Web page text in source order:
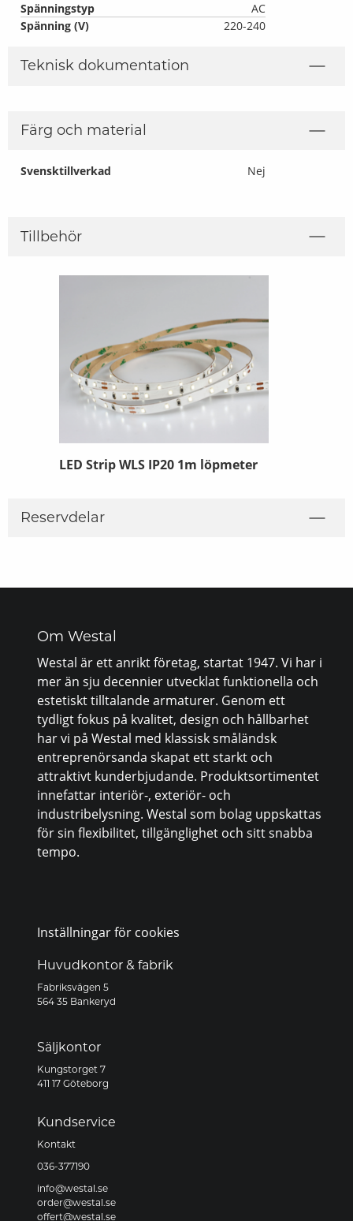
Spänningstyp
AC
Spänning (V)
220-240
Teknisk dokumentation
Färg och material
Svensktillverkad Nej
Tillbehör
LED Strip WLS IP20 1m löpmeter
Reservdelar
Om Westal
Westal är ett anrikt företag, startat 1947. Vi har i
mer än sju decennier utvecklat funktionella och
estetiskt tilltalande armaturer. Genom ett
tydligt fokus på kvalitet, design och hållbarhet
har vi på Westal med klassisk småländsk
entreprenörsanda skapat ett starkt och
attraktivt kunderbjudande. Produktsortimentet
innefattar interiör-, exteriör- och
industribelysning. Westal som bolag uppskattas
för sin flexibilitet, tillgänglighet och sitt snabba
tempo.
Inställningar för cookies
Huvudkontor & fabrik
Fabriksvägen 5
564 35 Bankeryd
Säljkontor
Kungstorget 7
411 17 Göteborg
Kundservice
Kontakt
036-377190
info@westal.se
order@westal.se
offert@westal.se